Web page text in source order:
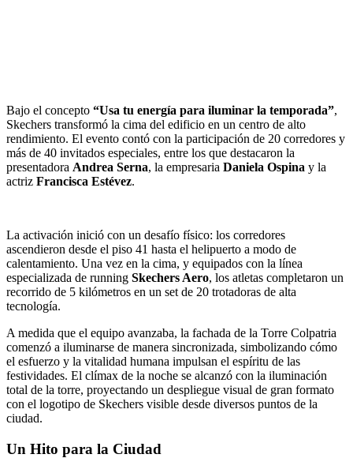
Bajo el concepto “Usa tu energía para iluminar la temporada”,
Skechers transformó la cima del edificio en un centro de alto
rendimiento. El evento contó con la participación de 20 corredores y
más de 40 invitados especiales, entre los que destacaron la
presentadora Andrea Serna, la empresaria Daniela Ospina y la
actriz Francisca Estévez.
La activación inició con un desafío físico: los corredores
ascendieron desde el piso 41 hasta el helipuerto a modo de
calentamiento. Una vez en la cima, y equipados con la línea
especializada de running Skechers Aero, los atletas completaron un
recorrido de 5 kilómetros en un set de 20 trotadoras de alta
tecnología.
A medida que el equipo avanzaba, la fachada de la Torre Colpatria
comenzó a iluminarse de manera sincronizada, simbolizando cómo
el esfuerzo y la vitalidad humana impulsan el espíritu de las
festividades. El clímax de la noche se alcanzó con la iluminación
total de la torre, proyectando un despliegue visual de gran formato
con el logotipo de Skechers visible desde diversos puntos de la
ciudad.
Un Hito para la Ciudad